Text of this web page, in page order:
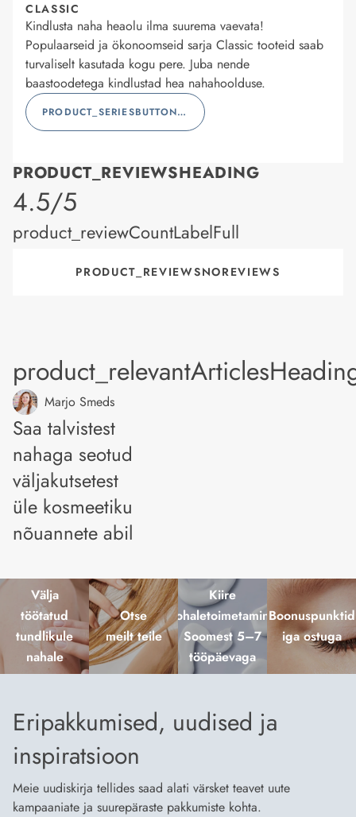
CLASSIC
Kindlusta naha heaolu ilma suurema vaevata!
Populaarseid ja ökonoomseid sarja Classic tooteid saab
turvaliselt kasutada kogu pere. Juba nende
baastoodetega kindlustad hea nahahoolduse.
PRODUCT_SERIESBUTTONLABEL
PRODUCT_REVIEWSHEADING
product_rating
4.5/5
product_reviewCountLabelFull
PRODUCT_REVIEWSNOREVIEWS
Marjo Smeds
Saa talvistest
nahaga seotud
väljakutsetest
üle kosmeetiku
nõuannete abil
Välja
töötatud
tundlikule
nahale
Otse
meilt teile
Kiire
kohaletoimetamine
Soomest 5–7
tööpäevaga
Boonuspunktid
iga ostuga
Eripakkumised, uudised ja
inspiratsioon
Meie uudiskirja tellides saad alati värsket teavet uute
kampaaniate ja suurepäraste pakkumiste kohta.